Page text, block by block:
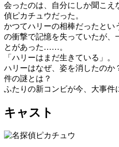
会ったのは、自分にしか聞こえ
偵ピカチュウだった。
かつてハリーの相棒だったとい
の衝撃で記憶を失っていたが、
とがあった……。
「ハリーはまだ生きている」。
ハリーはなぜ、姿を消したのか
件の謎とは？
ふたりの新コンビが今、大事件
キャスト